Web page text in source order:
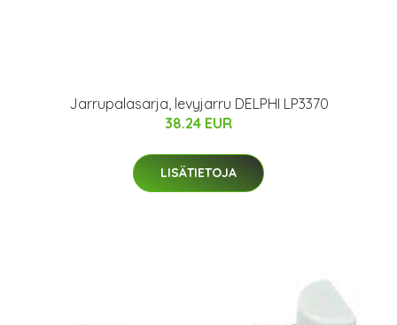
Jarrupalasarja, levyjarru DELPHI LP3370
38.24 EUR
LISÄTIETOJA